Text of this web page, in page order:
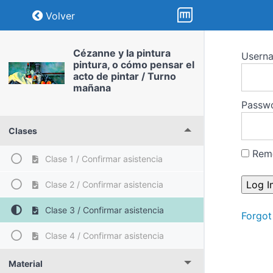
Return to course: Cézanne y la pintura
Volver
Cézanne y la pintura
pintura, o cómo pensar el
acto de pintar / Turno
mañana
Clases
Clase 1 / Confirmar asistencia
Clase 2 / Confirmar asistencia
Clase 3 / Confirmar asistencia
Clase 4 / Confirmar asistencia
Material